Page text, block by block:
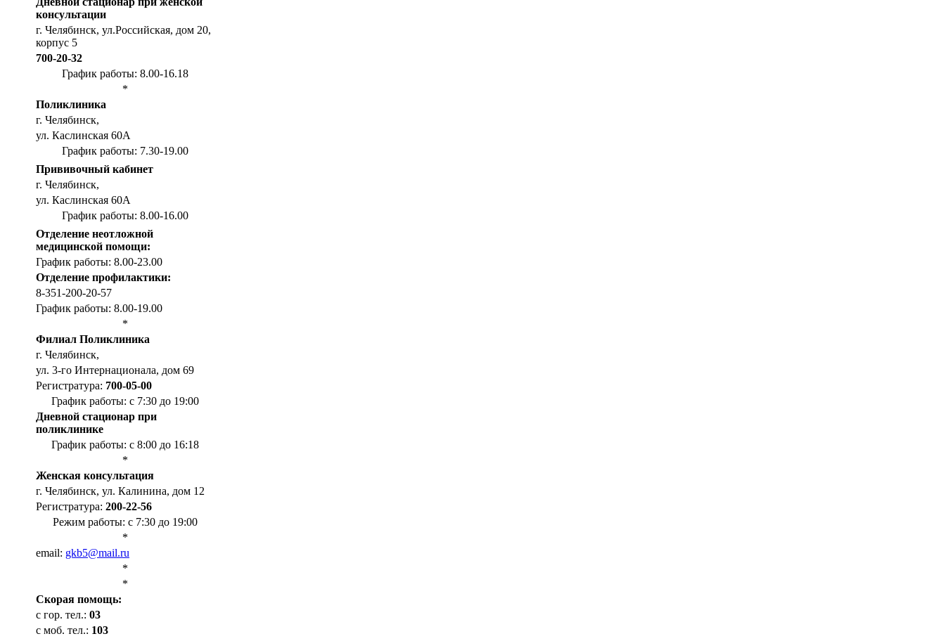
консультации
г. Челябинск, ул.Российская, дом 20,
корпус 5
700-20-32
График работы: 8.00-16.18
*
Поликлиника
г. Челябинск,
ул. Каслинская 60А
График работы: 7.30-19.00
Прививочный кабинет
г. Челябинск,
ул. Каслинская 60А
График работы: 8.00-16.00
Отделение неотложной
медицинской помощи:
График работы: 8.00-23.00
Отделение профилактики:
8-351-200-20-57
График работы: 8.00-19.00
*
Филиал Поликлиника
г. Челябинск,
ул. 3-го Интернационала, дом 69
Регистратура: 700-05-00
График работы: с 7:30 до 19:00
Дневной стационар при
поликлинике
График работы: с 8:00 до 16:18
*
Женская консультация
г. Челябинск, ул. Калинина, дом 12
Регистратура: 200-22-56
Режим работы: с 7:30 до 19:00
*
email: gkb5@mail.ru
*
*
Cкорая помощь:
с гор. тел.: 03
с моб. тел.: 103